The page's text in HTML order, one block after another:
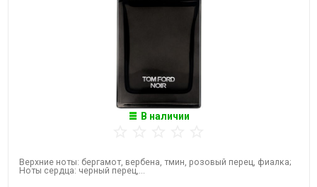
В наличии
Верхние ноты: бергамот, вербена, тмин, розовый перец, фиалка;
Ноты сердца: черный перец,...